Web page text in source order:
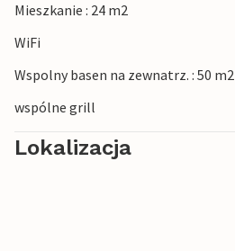
Mieszkanie : 24 m2
WiFi
Wspolny basen na zewnatrz. : 50 m2
wspólne grill
Lokalizacja